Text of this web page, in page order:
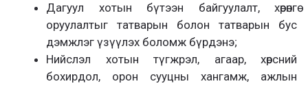
Дагуул хотын бүтээн байгуулалт, хөрөнгө
оруулалтыг татварын болон татварын бус
дэмжлэг үзүүлэх боломж бүрдэнэ;
Нийслэл хотын түгжрэл, агаар, хөрсний
бохирдол, орон сууцны хангамж, ажлын